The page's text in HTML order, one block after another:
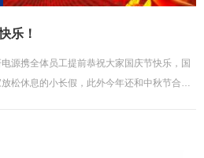
乐！
源携全体员工提前恭祝大家国庆节快乐，国
松休息的小长假，此外今年还和中秋节合二